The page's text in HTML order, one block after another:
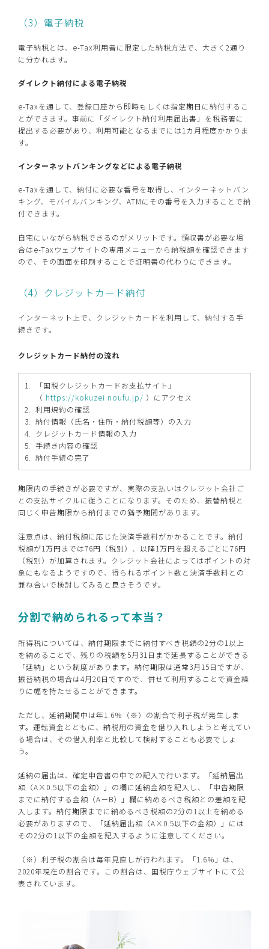
（3）電子納税
電子納税とは、e-Tax利用者に限定した納税方法で、大きく2通り
に分かれます。
ダイレクト納付による電子納税
e-Taxを通して、登録口座から即時もしくは指定期日に納付するこ
とができます。事前に「ダイレクト納付利用届出書」を税務署に
提出する必要があり、利用可能となるまでには1カ月程度かかりま
す。
インターネットバンキングなどによる電子納税
e-Taxを通して、納付に必要な番号を取得し、インターネットバン
キング、モバイルバンキング、ATMにその番号を入力することで納
付できます。
自宅にいながら納税できるのがメリットです。領収書が必要な場
合はe-Taxウェブサイトの専用メニューから納税額を確認できます
ので、その画面を印刷することで証明書の代わりにできます。
（4）クレジットカード納付
インターネット上で、クレジットカードを利用して、納付する手
続きです。
クレジットカード納付の流れ
「国税クレジットカードお支払サイト」
（ https://kokuzei.noufu.jp/ ）にアクセス
利用規約の確認
納付情報（氏名・住所・納付税額等）の入力
クレジットカード情報の入力
手続き内容の確認
納付手続の完了
期限内の手続きが必要ですが、実際の支払いはクレジット会社ご
との支払サイクルに従うことになります。そのため、振替納税と
同じく申告期限から納付までの猶予期間があります。
注意点は、納付税額に応じた決済手数料がかかることです。納付
税額が1万円までは76円（税別）、以降1万円を超えるごとに76円
（税別）が加算されます。クレジット会社によってはポイントの対
象にもなるようですので、得られるポイント数と決済手数料との
兼ね合いで検討してみると良さそうです。
分割で納められるって本当？
所得税については、納付期限までに納付すべき税額の2分の1以上
を納めることで、残りの税額を5月31日まで延長することができる
「延納」という制度があります。納付期限は通常3月15日ですが、
振替納税の場合は4月20日ですので、併せて利用することで資金繰
りに幅を持たせることができます。
ただし、延納期間中は年1.6％（※）の割合で利子税が発生しま
す。運転資金とともに、納税用の資金を借り入れしようと考えてい
る場合は、その借入利率と比較して検討することも必要でしょ
う。
延納の届出は、確定申告書の中での記入で行います。「延納届出
額（A×0.5以下の金額）」の欄に延納金額を記入し、「申告期限
までに納付する金額（A－B）」欄に納めるべき税額との差額を記
入します。納付期限までに納めるべき税額の2分の1以上を納める
必要がありますので、「延納届出額（A×0.5以下の金額）」には
その2分の1以下の金額を記入するように注意してください。
（※）利子税の割合は毎年見直しが行われます。「1.6％」は、
2020年現在の割合です。この割合は、国税庁ウェブサイトにて公
表されています。